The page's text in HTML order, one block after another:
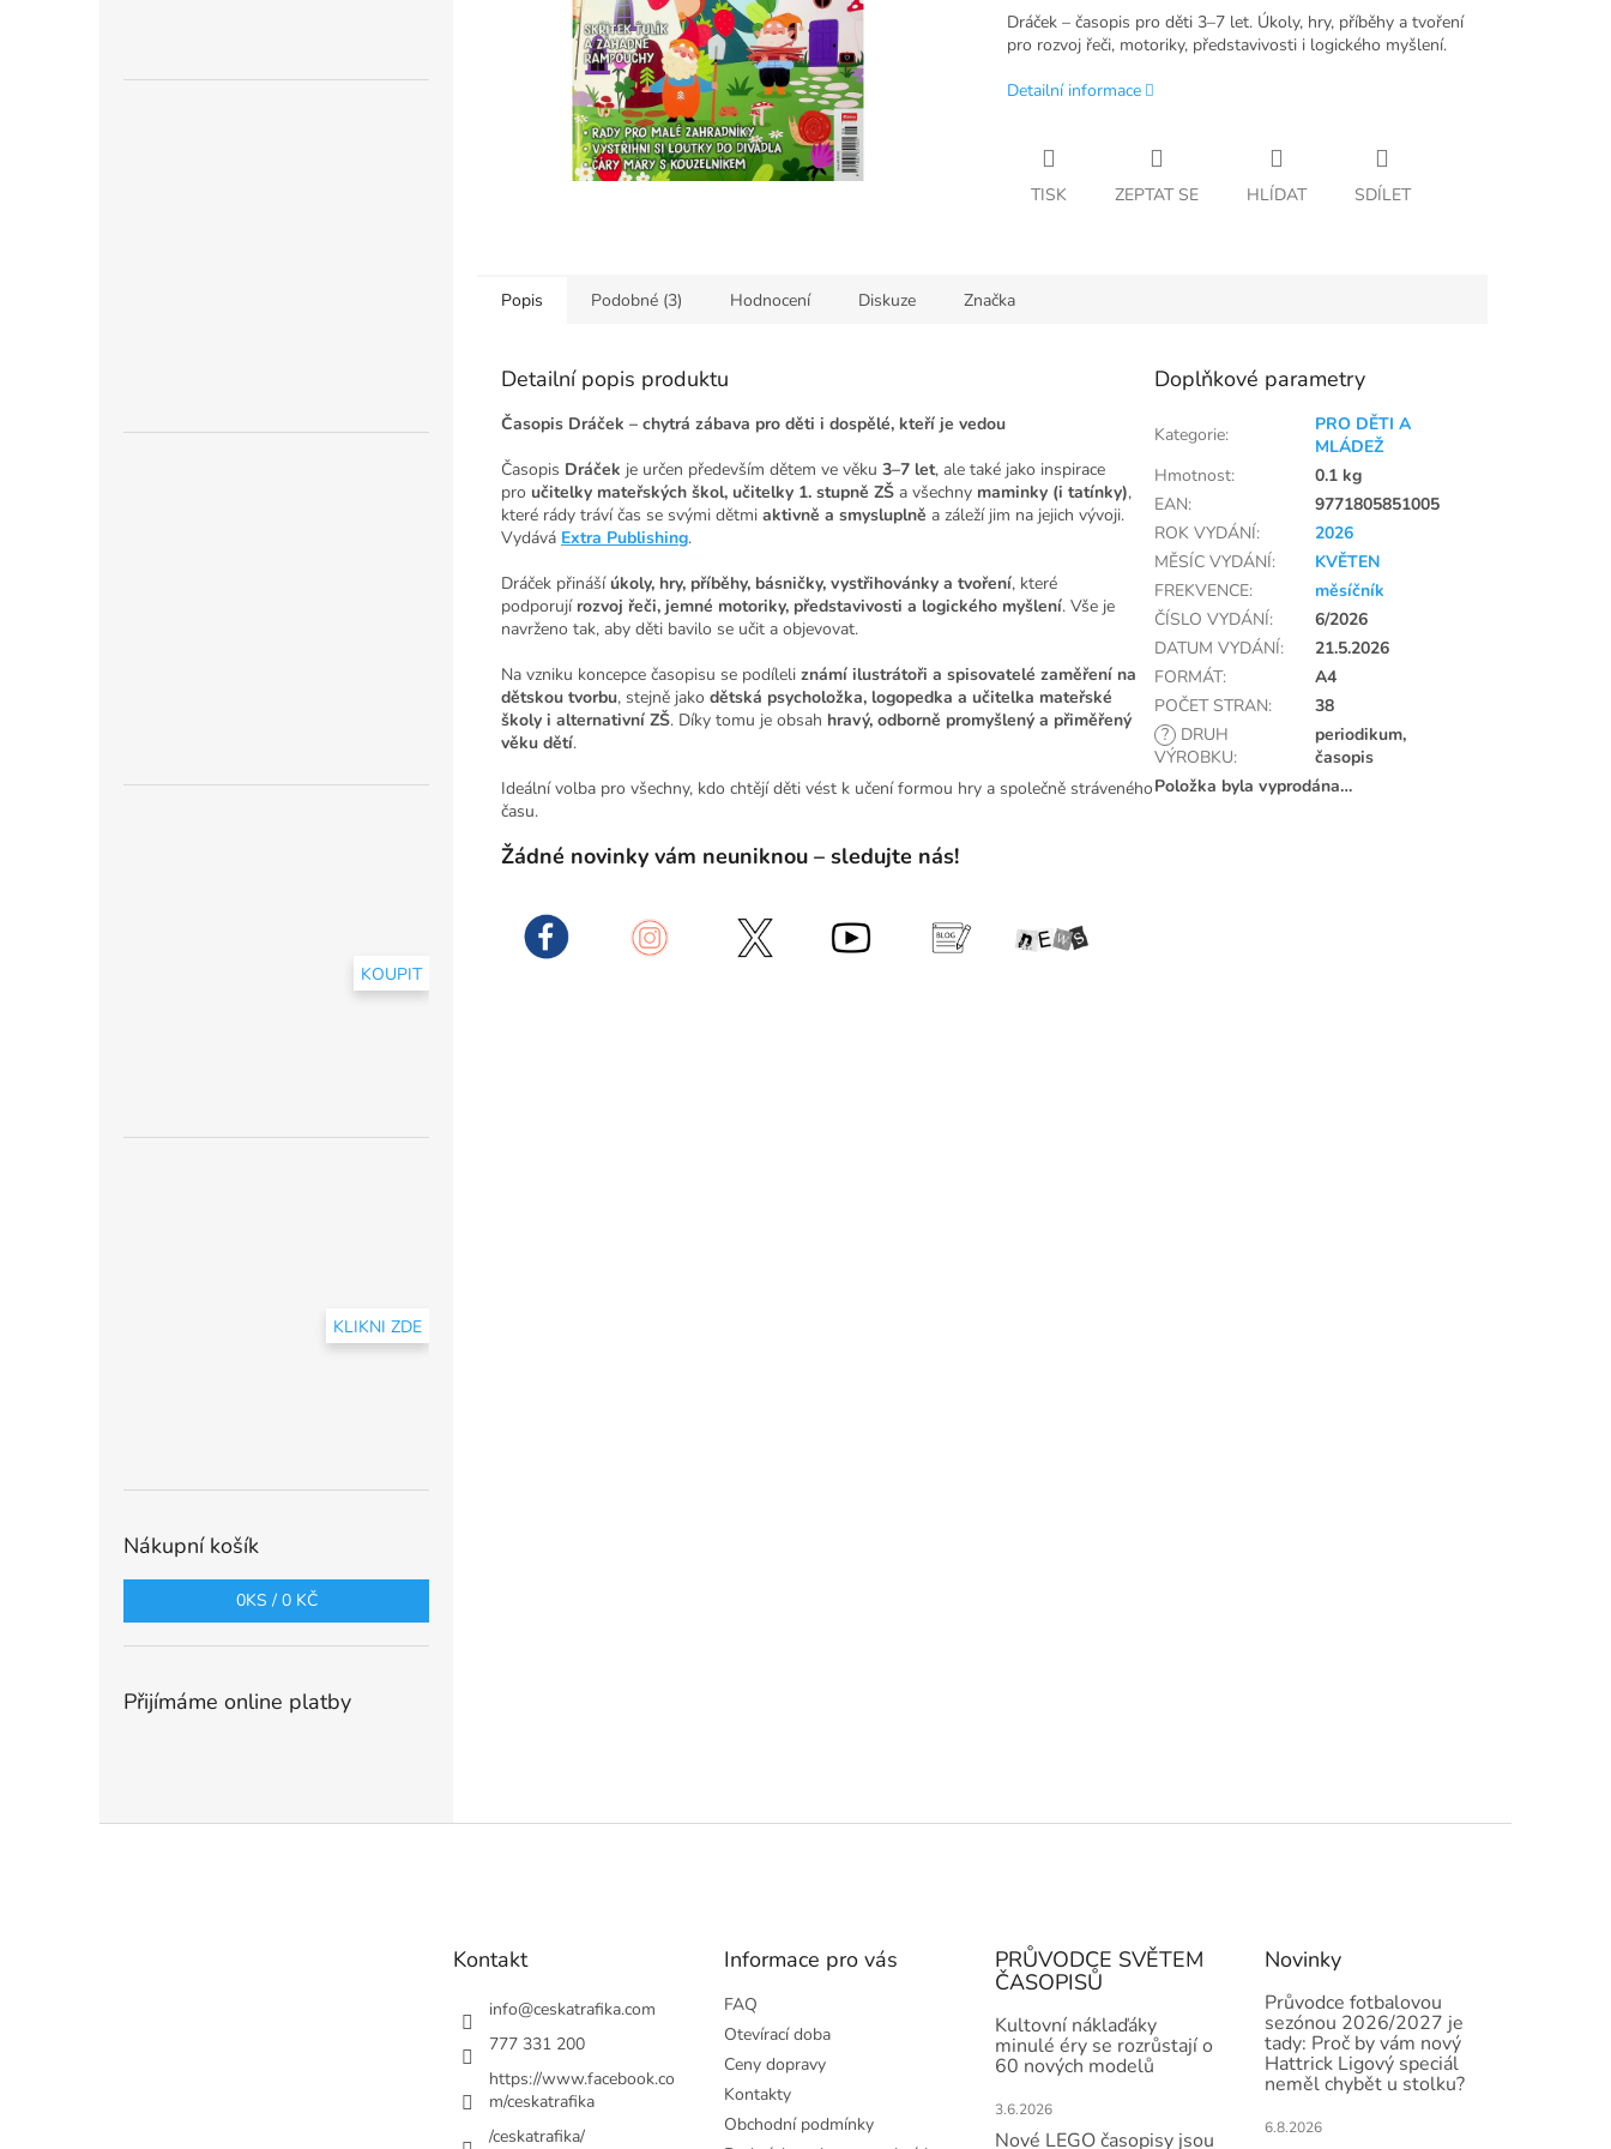
KOUPIT
KLIKNI ZDE
Nákupní košík
0KS / 0 KČ
Přijímáme online platby
Dráček – časopis pro děti 3–7 let. Úkoly, hry, příběhy a tvoření
pro rozvoj řeči, motoriky, představivosti i logického myšlení.
Detailní informace
TISK ZEPTAT SE HLÍDAT SDÍLET
Popis Podobné (3) Hodnocení Diskuze Značka
Detailní popis produktu
Časopis Dráček – chytrá zábava pro děti i dospělé, kteří je vedou
Časopis Dráček je určen především dětem ve věku 3–7 let, ale také jako inspirace
pro učitelky mateřských škol, učitelky 1. stupně ZŠ a všechny maminky (i tatínky),
které rády tráví čas se svými dětmi aktivně a smysluplně a záleží jim na jejich vývoji.
Vydává Extra Publishing.
Dráček přináší úkoly, hry, příběhy, básničky, vystřihovánky a tvoření, které
podporují rozvoj řeči, jemné motoriky, představivosti a logického myšlení. Vše je
navrženo tak, aby děti bavilo se učit a objevovat.
Na vzniku koncepce časopisu se podíleli známí ilustrátoři a spisovatelé zaměření na
dětskou tvorbu, stejně jako dětská psycholožka, logopedka a učitelka mateřské
školy i alternativní ZŠ. Díky tomu je obsah hravý, odborně promyšlený a přiměřený
věku dětí.
Ideální volba pro všechny, kdo chtějí děti vést k učení formou hry a společně stráveného
času.
Žádné novinky vám neuniknou – sledujte nás!
Doplňkové parametry
Kategorie:
PRO DĚTI A
MLÁDEŽ
Hmotnost:
0.1 kg
EAN:
9771805851005
ROK VYDÁNÍ:
2026
MĚSÍC VYDÁNÍ:
KVĚTEN
FREKVENCE:
měsíčník
ČÍSLO VYDÁNÍ:
6/2026
DATUM VYDÁNÍ:
21.5.2026
FORMÁT:
A4
POČET STRAN:
38
? DRUH
VÝROBKU:
periodikum,
časopis
Položka byla vyprodána…
Kontakt
info@ceskatrafika.com
777 331 200
https://www.facebook.co
m/ceskatrafika
/ceskatrafika/
Informace pro vás
FAQ
Otevírací doba
Ceny dopravy
Kontakty
Obchodní podmínky
PRŮVODCE SVĚTEM
ČASOPISŮ
Kultovní náklaďáky
minulé éry se rozrůstají o
60 nových modelů
3.6.2026
Nové LEGO časopisy jsou
Novinky
Průvodce fotbalovou
sezónou 2026/2027 je
tady: Proč by vám nový
Hattrick Ligový speciál
neměl chybět u stolku?
6.8.2026